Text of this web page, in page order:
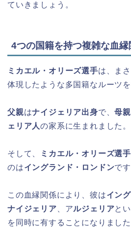
ていきましょう。
4つの国籍を持つ複雑な血縁
ミカエル・オリーズ選手は、ま
体現したような多国籍なルーツを
父親はナイジェリア出身で、母親
ェリア人の家系に生まれました。
そして、 ミカエル・オリーズ選手
のはイングランド・ロンドンです
この血縁関係により、彼はイン
ナイジェリア 、アルジェリアと
を同時に有することになりました